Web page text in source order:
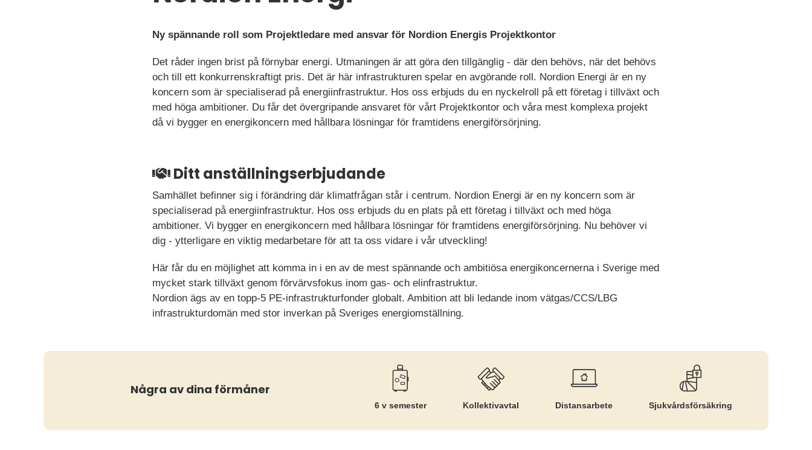
Ny spännande roll som Projektledare med ansvar för Nordion Energis Projektkontor
Det råder ingen brist på förnybar energi. Utmaningen är att göra den tillgänglig - där den behövs, när det behövs
och till ett konkurrenskraftigt pris. Det är här infrastrukturen spelar en avgörande roll. Nordion Energi är en ny
koncern som är specialiserad på energiinfrastruktur. Hos oss erbjuds du en nyckelroll på ett företag i tillväxt och
med höga ambitioner. Du får det övergripande ansvaret för vårt Projektkontor och våra mest komplexa projekt
då vi bygger en energikoncern med hållbara lösningar för framtidens energiförsörjning.
Ditt anställningserbjudande
Samhället befinner sig i förändring där klimatfrågan står i centrum. Nordion Energi är en ny koncern som är
specialiserad på energiinfrastruktur. Hos oss erbjuds du en plats på ett företag i tillväxt och med höga
ambitioner. Vi bygger en energikoncern med hållbara lösningar för framtidens energiförsörjning. Nu behöver vi
dig - ytterligare en viktig medarbetare för att ta oss vidare i vår utveckling!
Här får du en möjlighet att komma in i en av de mest spännande och ambitiösa energikoncernerna i Sverige med
mycket stark tillväxt genom förvärvsfokus inom gas- och elinfrastruktur.
Nordion ägs av en topp-5 PE-infrastrukturfonder globalt. Ambition att bli ledande inom vätgas/CCS/LBG
infrastrukturdomän med stor inverkan på Sveriges energiomställning.
Några av dina förmåner
6 v semester Kollektiv­avtal Distansarbete Sjukvårds­försäkring